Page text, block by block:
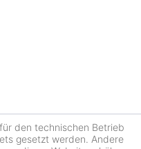
den technischen Betrieb
gesetzt werden. Andere